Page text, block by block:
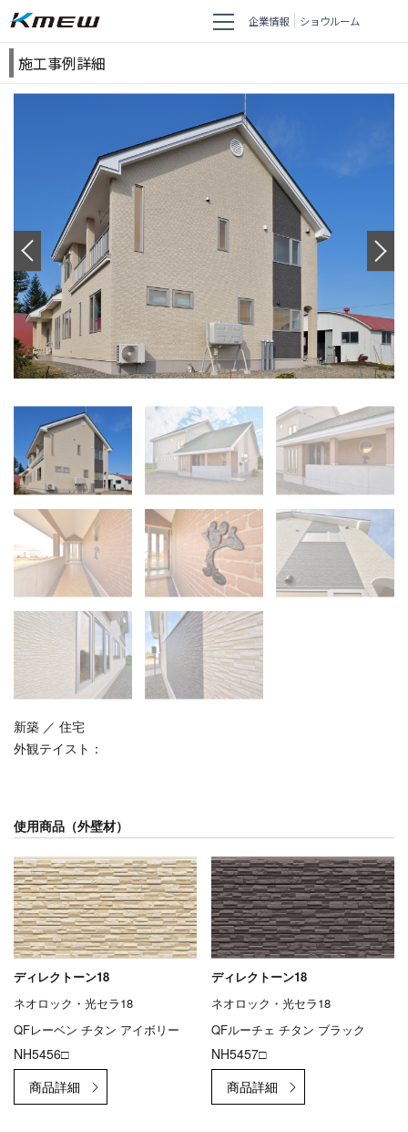
企業情報 ショウルーム
施工事例詳細
新築 ／ 住宅
外観テイスト：
使用商品（外壁材）
ディレクトーン18
ネオロック・光セラ18
QFレーベン チタン アイボリー
NH5456□
ディレクトーン18
ネオロック・光セラ18
QFルーチェ チタン ブラック
NH5457□